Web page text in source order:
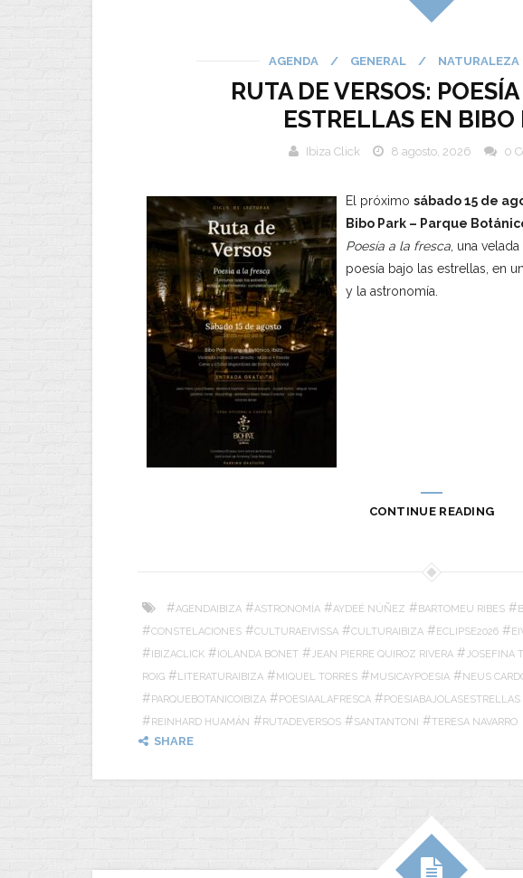
AGENDA / GENERAL / NATURALEZA
RUTA DE VERSOS:
ESTRELLAS EN BIBO
Ibiza Click 8 agosto, 2026 0
El próximo sábado 15 de
Bibo Park – Parque
Poesía a la fresca , una
poesía bajo las estrellas, en
y la astronomía.
CONTINUE READING
#AGENDAIBIZA #ASTRONOMÍA #AYDEÉ NÚÑEZ #BARTOMEU RIBES #
#CONSTELACIONES #CULTURAEIVISSA #CULTURAIBIZA #ECLIPSE2026 #
#IBIZACLICK #IOLANDA BONET #JEAN PIERRE QUIROZ RIVERA #JOSEFINA
ROIG #LITERATURAIBIZA #MIQUEL TORRES #MUSICAYPOESIA #NEUS
#PARQUEBOTANICOIBIZA #POESIAALAFRESCA #POESIABAJOLASESTRELLAS
#REINHARD HUAMÁN #RUTADEVERSOS #SANTANTONI #TERESA NAVARRO
SHARE